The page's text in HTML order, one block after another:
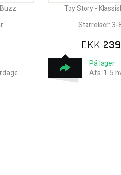
Toy Story -
Størrelser: 3-
DKK 239
På lager
Afs.:1-5